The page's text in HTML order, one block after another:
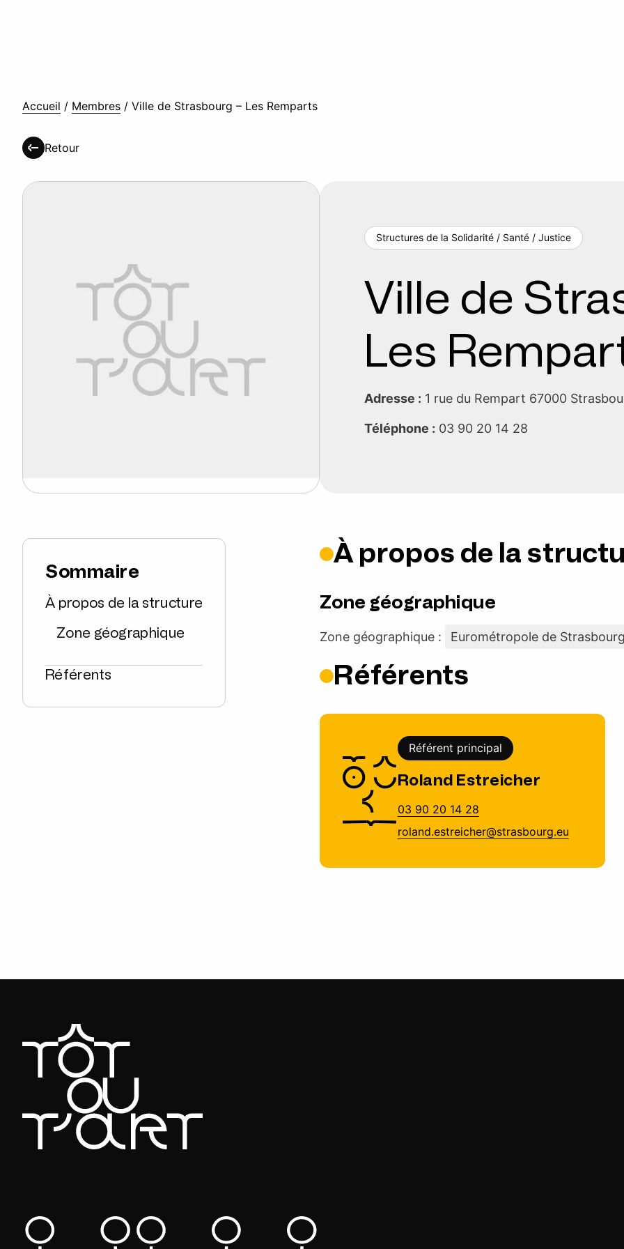
Accueil / Membres / Ville de Strasbourg – Les Remparts
Retour
Structures de la Solidarité / Santé / Justice
Ville de
Les
Adresse : 1 rue du Rempart 67000
Téléphone : 03 90 20 14 28
Sommaire
À propos de la structure
Zone géographique
Référents
À propos de la
Zone géographique
Zone géographique : Eurométropole de
Référents
Référent principal
Roland Estreicher
03 90 20 14 28
roland.estreicher@strasbourg.eu